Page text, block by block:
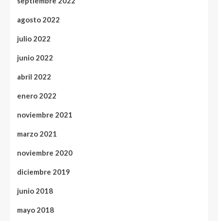
agosto 2022
julio 2022
junio 2022
abril 2022
enero 2022
noviembre 2021
marzo 2021
noviembre 2020
diciembre 2019
junio 2018
mayo 2018